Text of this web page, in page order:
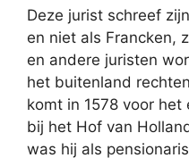
Deze jurist schreef
en niet als Francken,
en andere juristen
het buitenland
komt in 1578 voor
bij het Hof van
was hij als